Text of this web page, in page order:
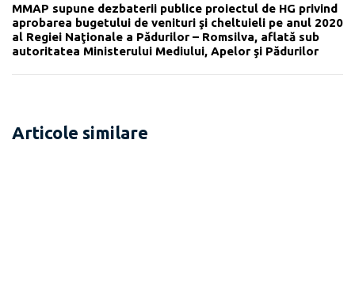
MMAP supune dezbaterii publice ​proiectul de HG privind
aprobarea bugetului de venituri şi cheltuieli pe anul 2020
al Regiei Naţionale a Pădurilor – Romsilva, aflată sub
autoritatea Ministerului Mediului, Apelor şi Pădurilor
Articole similare